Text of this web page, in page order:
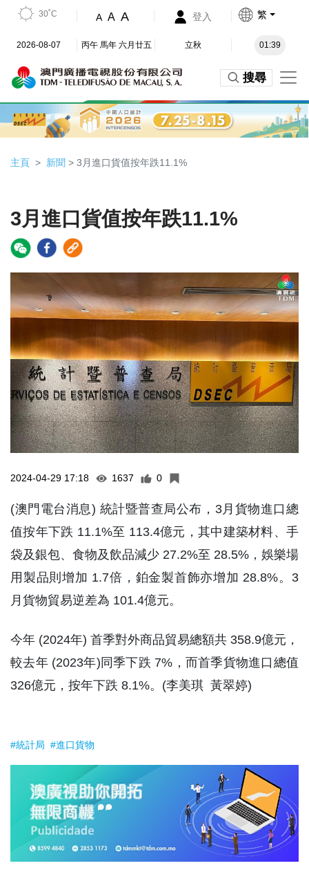
30˚C A A A 登入 繁
2026-08-07 丙午 馬年 六月廿五 立秋 01:39
搜尋
主頁 新聞 > 3月進口貨值按年跌11.1%
3月進口貨值按年跌11.1%
2024-04-29 17:18 1637 0
(澳門電台消息) 統計暨普查局公布，3月貨物進口總
值按年下跌 11.1%至 113.4億元，其中建築材料、手
袋及銀包、食物及飲品減少 27.2%至 28.5%，娛樂場
用製品則增加 1.7倍，鉑金製首飾亦增加 28.8%。3
月貨物貿易逆差為 101.4億元。
今年 (2024年) 首季對外商品貿易總額共 358.9億元，
較去年 (2023年)同季下跌 7%，而首季貨物進口總值
326億元，按年下跌 8.1%。(李美琪 黃翠婷)
#統計局 #進口貨物